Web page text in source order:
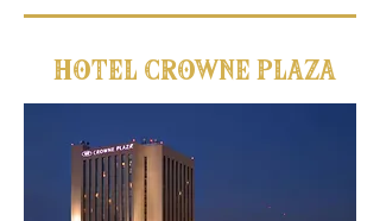
HOTEL CROWNE PLAZA